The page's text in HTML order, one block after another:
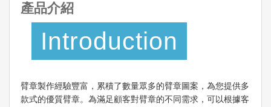
產品介紹
Introduction
臂章製作經驗豐富，累積了數量眾多的臂章圖案，為您提供多
款式的優質臂章。為滿足顧客對臂章的不同需求，可以根據客